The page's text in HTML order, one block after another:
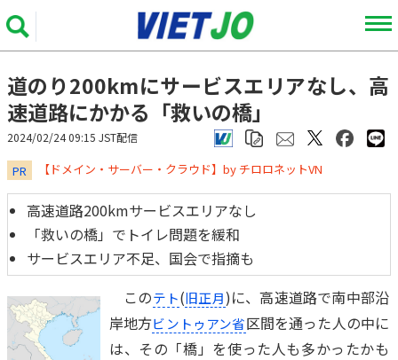
道のり200kmにサービスエリアなし、高
速道路にかかる「救いの橋」
2024/02/24 09:15 JST配信
PR ​​​​​​​【ドメイン・サーバー・クラウド】by チロロネットVN
高速道路200kmサービスエリアなし
「救いの橋」でトイレ問題を緩和
サービスエリア不足、国会で指摘も
このテト(旧正月)に、高速道路で南中部沿
岸地方ビントゥアン省区間を通った人の中に
は、その「橋」を使った人も多かったかも